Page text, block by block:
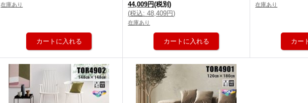
在庫あり
44,009円(税別)
(税込: 48,409円)
在庫あり
在庫あり